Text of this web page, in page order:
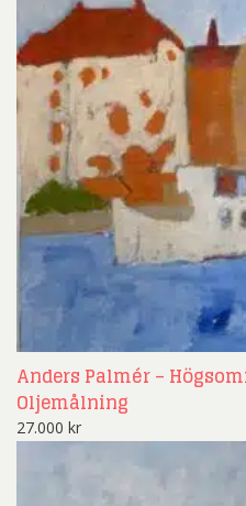
Anders Palmér –
Oljemålning
27.000 kr